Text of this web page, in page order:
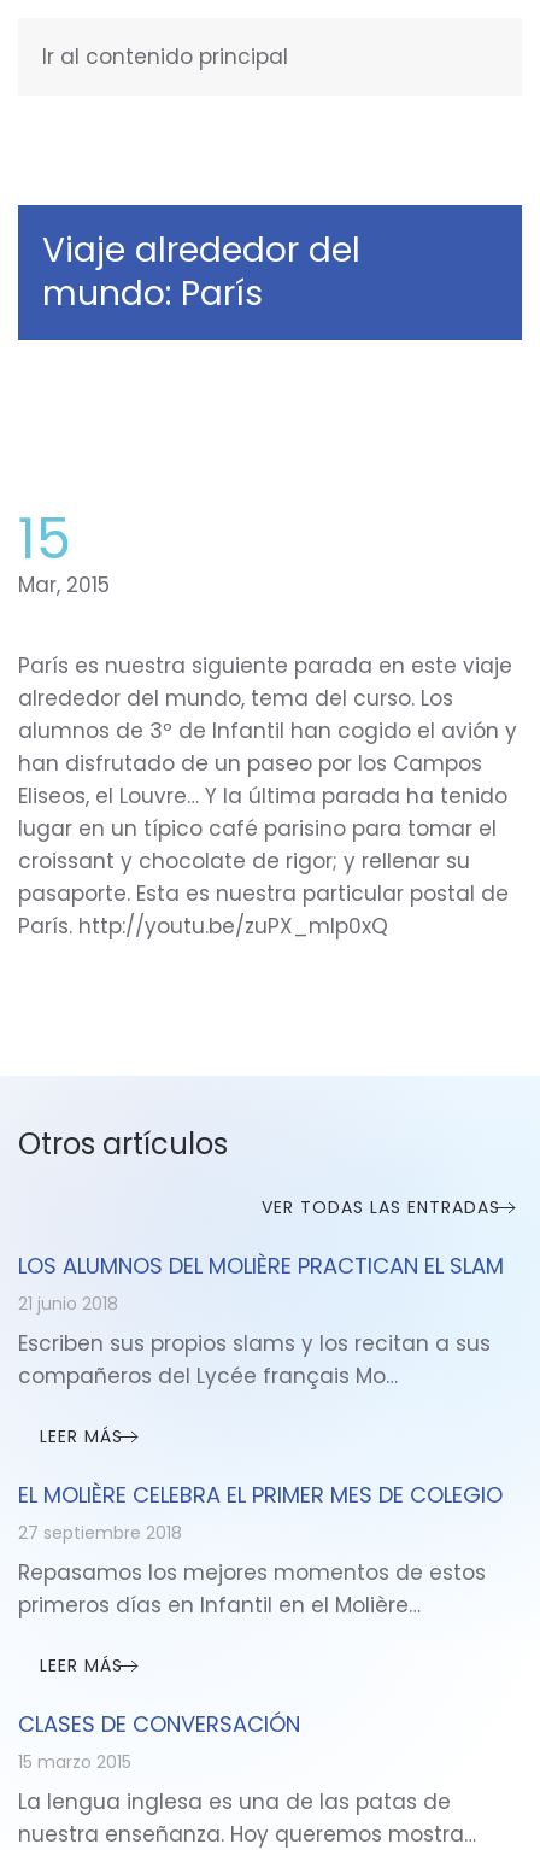
Ir al contenido principal
Viaje alrededor del
mundo: París
15
Mar, 2015
París es nuestra siguiente parada en este viaje
alrededor del mundo, tema del curso. Los
alumnos de 3º de Infantil han cogido el avión y
han disfrutado de un paseo por los Campos
Eliseos, el Louvre… Y la última parada ha tenido
lugar en un típico café parisino para tomar el
croissant y chocolate de rigor; y rellenar su
pasaporte. Esta es nuestra particular postal de
París. http://youtu.be/zuPX_mlp0xQ
Otros artículos
VER TODAS LAS ENTRADAS
LOS ALUMNOS DEL MOLIÈRE PRACTICAN EL SLAM
21 junio 2018
Escriben sus propios slams y los recitan a sus
compañeros del Lycée français Mo…
LEER MÁS
EL MOLIÈRE CELEBRA EL PRIMER MES DE COLEGIO
27 septiembre 2018
Repasamos los mejores momentos de estos
primeros días en Infantil en el Molière…
LEER MÁS
CLASES DE CONVERSACIÓN
15 marzo 2015
La lengua inglesa es una de las patas de
nuestra enseñanza. Hoy queremos mostra…